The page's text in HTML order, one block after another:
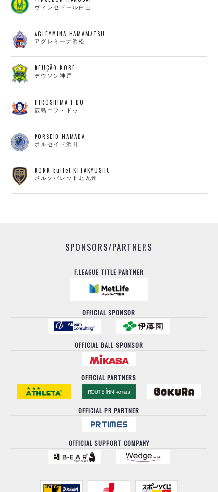
ヴィンセドール白山
AGLEYMINA HAMAMATSU
アグレミーナ浜松
DEUÇÃO KOBE
デウソン神戸
HIROSHIMA F-DO
広島エフ・ドゥ
PORSEID HAMADA
ポルセイド浜田
BORK bullet KITAKYUSHU
ボルクバレット北九州
SPONSORS/PARTNERS
F.LEAGUE TITLE PARTNER
OFFICIAL SPONSOR
OFFICIAL BALL SPONSOR
OFFICIAL PARTNERS
OFFICIAL PR PARTNER
OFFICIAL SUPPORT COMPANY